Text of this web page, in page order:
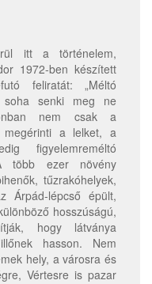
itt a történelem,
1972-ben készített
feliratát: „Méltó
soha senki meg ne
nem csak a
a lelket, a
figyelemreméltó
több ezer növény
tűzrakóhelyek,
Árpád-lépcső épült,
hosszúságú,
hogy látványa
hasson. Nem
hely, a városra és
Vértesre is pazar